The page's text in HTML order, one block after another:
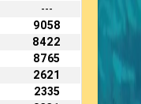
---
9058
8422
8765
2621
2335